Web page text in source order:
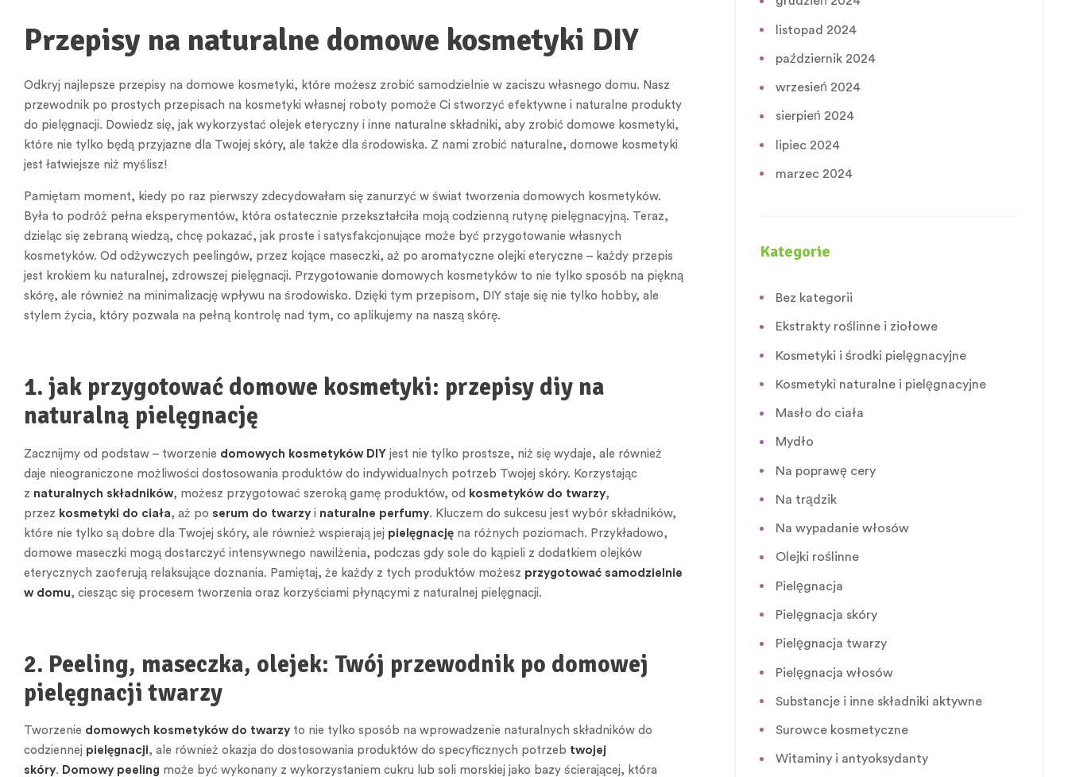
Przepisy na naturalne domowe kosmetyki DIY
Odkryj najlepsze przepisy na domowe kosmetyki, które możesz zrobić samodzielnie w zaciszu własnego domu. Nasz
przewodnik po prostych przepisach na kosmetyki własnej roboty pomoże Ci stworzyć efektywne i naturalne produkty
do pielęgnacji. Dowiedz się, jak wykorzystać olejek eteryczny i inne naturalne składniki, aby zrobić domowe kosmetyki,
które nie tylko będą przyjazne dla Twojej skóry, ale także dla środowiska. Z nami zrobić naturalne, domowe kosmetyki
jest łatwiejsze niż myślisz!
Pamiętam moment, kiedy po raz pierwszy zdecydowałam się zanurzyć w świat tworzenia domowych kosmetyków.
Była to podróż pełna eksperymentów, która ostatecznie przekształciła moją codzienną rutynę pielęgnacyjną. Teraz,
dzieląc się zebraną wiedzą, chcę pokazać, jak proste i satysfakcjonujące może być przygotowanie własnych
kosmetyków. Od odżywczych peelingów, przez kojące maseczki, aż po aromatyczne olejki eteryczne – każdy przepis
jest krokiem ku naturalnej, zdrowszej pielęgnacji. Przygotowanie domowych kosmetyków to nie tylko sposób na piękną
skórę, ale również na minimalizację wpływu na środowisko. Dzięki tym przepisom, DIY staje się nie tylko hobby, ale
stylem życia, który pozwala na pełną kontrolę nad tym, co aplikujemy na naszą skórę.
1. jak przygotować domowe kosmetyki: przepisy diy na
naturalną pielęgnację
Zacznijmy od podstaw – tworzenie domowych kosmetyków DIY jest nie tylko prostsze, niż się wydaje, ale również
daje nieograniczone możliwości dostosowania produktów do indywidualnych potrzeb Twojej skóry. Korzystając
z naturalnych składników, możesz przygotować szeroką gamę produktów, od kosmetyków do twarzy,
przez kosmetyki do ciała, aż po serum do twarzy i naturalne perfumy. Kluczem do sukcesu jest wybór składników,
które nie tylko są dobre dla Twojej skóry, ale również wspierają jej pielęgnację na różnych poziomach. Przykładowo,
domowe maseczki mogą dostarczyć intensywnego nawilżenia, podczas gdy sole do kąpieli z dodatkiem olejków
eterycznych zaoferują relaksujące doznania. Pamiętaj, że każdy z tych produktów możesz przygotować samodzielnie
w domu, ciesząc się procesem tworzenia oraz korzyściami płynącymi z naturalnej pielęgnacji.
2. Peeling, maseczka, olejek: Twój przewodnik po domowej
pielęgnacji twarzy
Tworzenie domowych kosmetyków do twarzy to nie tylko sposób na wprowadzenie naturalnych składników do
codziennej pielęgnacji, ale również okazja do dostosowania produktów do specyficznych potrzeb twojej
skóry. Domowy peeling może być wykonany z wykorzystaniem cukru lub soli morskiej jako bazy ścierającej, która
listopad 2024
październik 2024
wrzesień 2024
sierpień 2024
lipiec 2024
marzec 2024
Kategorie
Bez kategorii
Ekstrakty roślinne i ziołowe
Kosmetyki i środki pielęgnacyjne
Kosmetyki naturalne i pielęgnacyjne
Masło do ciała
Mydło
Na poprawę cery
Na trądzik
Na wypadanie włosów
Olejki roślinne
Pielęgnacja
Pielęgnacja skóry
Pielęgnacja twarzy
Pielęgnacja włosów
Substancje i inne składniki aktywne
Surowce kosmetyczne
Witaminy i antyoksydanty